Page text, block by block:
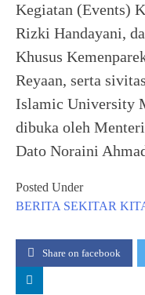
Kegiatan (Events)
Rizki Handayani,
Khusus
Reyaan, serta
Islamic University
dibuka oleh
Dato Noraini
Posted Under
BERITA SEKITAR
Share on facebook